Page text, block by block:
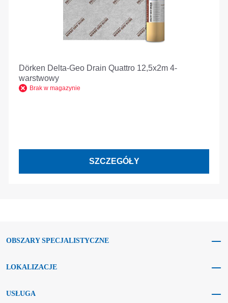
Dörken Delta-Geo Drain Quattro 12,5x2m 4-
warstwowy
Brak w magazynie
SZCZEGÓŁY
OBSZARY SPECJALISTYCZNE
LOKALIZACJE
USŁUGA